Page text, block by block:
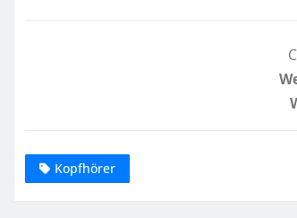
Kopfhörer